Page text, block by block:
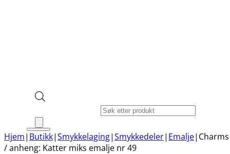
Hjem| Butikk|Smykkelaging|Smykkedeler| Emalje| Charms
/ anheng: Katter miks emalje nr 49